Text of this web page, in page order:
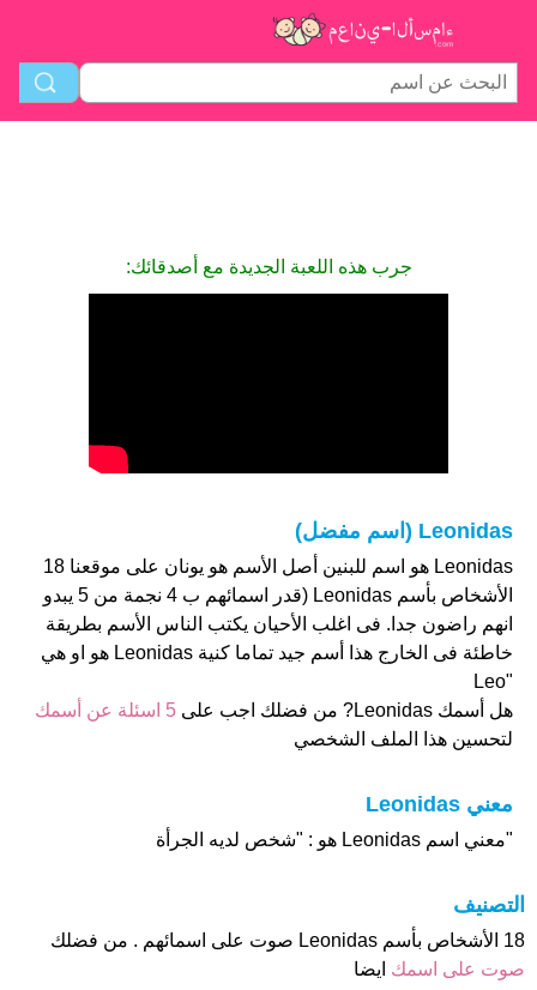
جرب هذه اللعبة الجديدة مع أصدقائك:
Leonidas (اسم مفضل)
Leonidas هو اسم للبنين أصل الأسم هو يونان على موقعنا 18
الأشخاص بأسم Leonidas (قدر اسمائهم ب 4 نجمة من 5 يبدو
انهم راضون جدا. فى اغلب الأحيان يكتب الناس الأسم بطريقة
خاطئة فى الخارج هذا أسم جيد تماما كنية Leonidas هو او هي
"Leo
هل أسمك Leonidas? من فضلك اجب على
5 اسئلة عن أسمك
لتحسين هذا الملف الشخصي
معني Leonidas
"معني اسم Leonidas هو : "شخص لديه الجرأة
التصنيف
18 الأشخاص بأسم Leonidas صوت على اسمائهم . من فضلك
صوت على اسمك ايضا